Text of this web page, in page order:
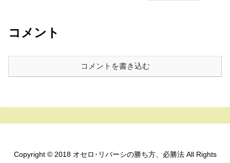
コメント
コメントを書き込む
Copyright © 2018 オセロ･リバーシの勝ち方、必勝法 All Rights